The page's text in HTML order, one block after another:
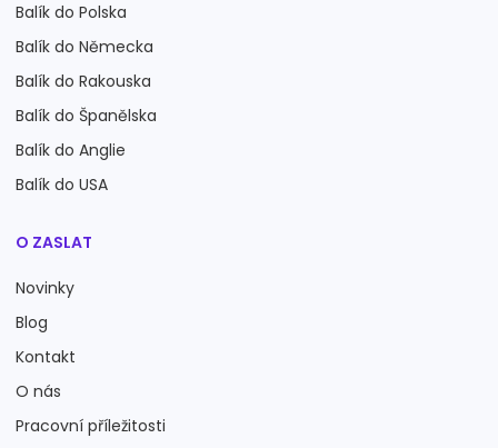
Balík do Polska
Balík do Německa
Balík do Rakouska
Balík do Španělska
Balík do Anglie
Balík do USA
O ZASLAT
Novinky
Blog
Kontakt
O nás
Pracovní příležitosti